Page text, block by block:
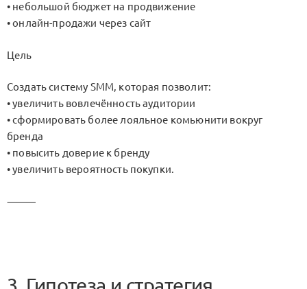
• небольшой бюджет на продвижение
• онлайн-продажи через сайт
Цель
Создать систему SMM, которая позволит:
• увеличить вовлечённость аудитории
• сформировать более лояльное комьюнити вокруг
бренда
• повысить доверие к бренду
• увеличить вероятность покупки.
⸻